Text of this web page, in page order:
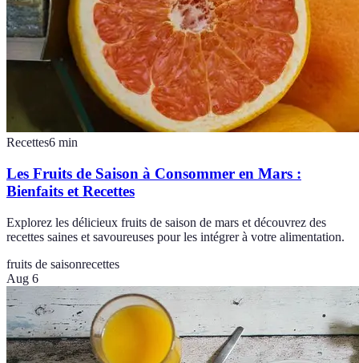
Recettes6 min
Les Fruits de Saison à Consommer en Mars :
Bienfaits et Recettes
Explorez les délicieux fruits de saison de mars et découvrez des
recettes saines et savoureuses pour les intégrer à votre alimentation.
fruits de saisonrecettes
Aug 6